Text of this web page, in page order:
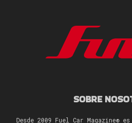
SOBRE
Desde 2009 Fuel Car